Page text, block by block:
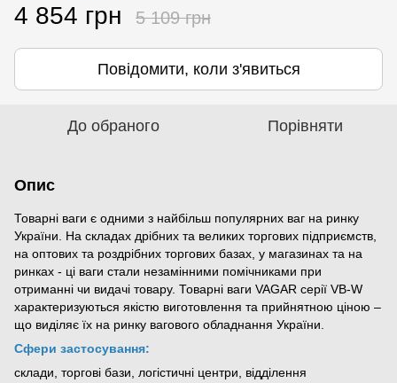
4 854 грн 5 109 грн
Повідомити, коли з'явиться
До обраного Порівняти
Опис
Товарні ваги є одними з найбільш популярних ваг на ринку
України. На складах дрібних та великих торгових підприємств,
на оптових та роздрібних торгових базах, у магазинах та на
ринках - ці ваги стали незамінними помічниками при
отриманні чи видачі товару. Товарні ваги VAGAR серії VB-W
характеризуються якістю виготовлення та прийнятною ціною –
що виділяє їх на ринку вагового обладнання України.
Сфери застосування:
склади, торгові бази, логістичні центри, відділення